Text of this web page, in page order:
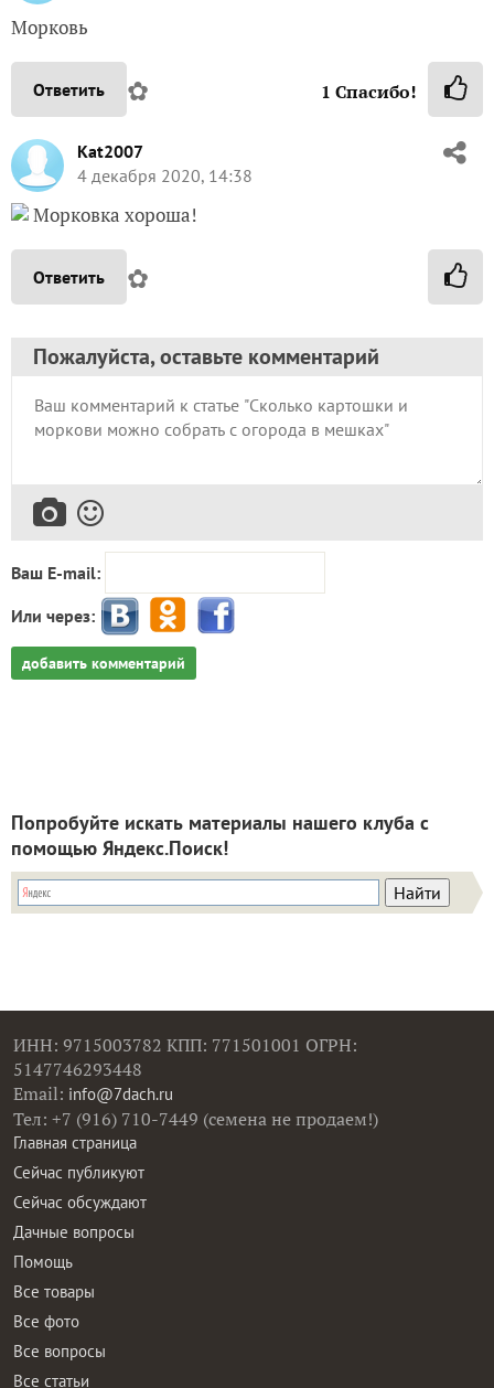
Морковь
Ответить ✿ 1 Спасибо!
Kat2007
4 декабря 2020, 14:38
Морковка хороша!
Ответить ✿
Пожалуйста, оставьте комментарий
Ваш E-mail:
Или через:
добавить комментарий
Попробуйте искать материалы нашего клуба с
помощью Яндекс.Поиск!
ИНН: 9715003782 КПП: 771501001 ОГРН:
5147746293448
Email: info@7dach.ru
Тел: +7 (916) 710-7449 (семена не продаем!)
Главная страница
Сейчас публикуют
Сейчас обсуждают
Дачные вопросы
Помощь
Все товары
Все фото
Все вопросы
Все статьи